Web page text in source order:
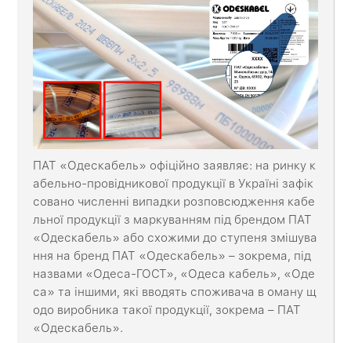
ПАТ «Одескабель» офіційно заявляє: на ринку к
абельно-провідникової продукції в Україні зафік
совано численні випадки розповсюдження кабе
льної продукції з маркуванням під брендом ПАТ
«Одескабель» або схожими до ступеня змішува
ння на бренд ПАТ «Одескабель» – зокрема, під
назвами «Одеса-ГОСТ», «Одеса кабель», «Оде
са» та іншими, які вводять споживача в оману щ
одо виробника такої продукції, зокрема – ПАТ
«Одескабель».